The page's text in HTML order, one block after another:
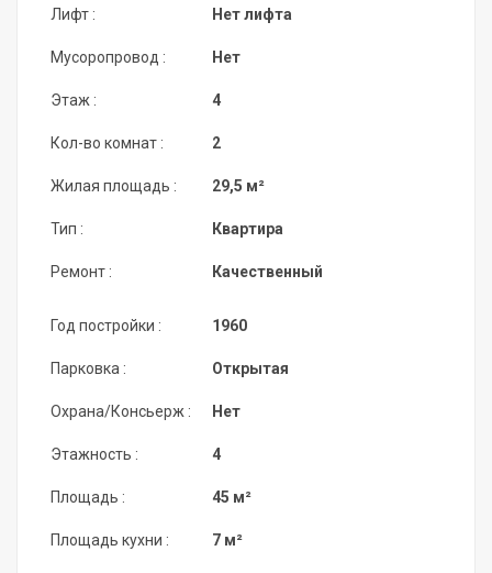
Лифт :
Мусоропровод :
Этаж :
Кол-во комнат :
Жилая площадь :
Тип :
Ремонт :
Нет лифта
Нет
4
2
29,5 м²
Квартира
Качественный
Год постройки :
Парковка :
Охрана/Консьерж :
Этажность :
Площадь :
Площадь кухни :
1960
Открытая
Нет
4
45 м²
7 м²